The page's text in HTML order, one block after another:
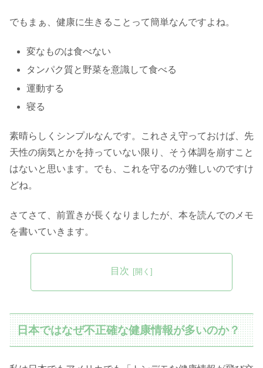
でもまぁ、健康に生きることって簡単なんですよね。
変なものは食べない
タンパク質と野菜を意識して食べる
運動する
寝る
素晴らしくシンプルなんです。これさえ守っておけば、先
天性の病気とかを持っていない限り、そう体調を崩すこと
はないと思います。でも、これを守るのが難しいのですけ
どね。
さてさて、前置きが長くなりましたが、本を読んでのメモ
を書いていきます。
目次
日本ではなぜ不正確な健康情報が多いのか？